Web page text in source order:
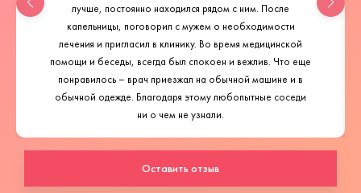
лучше, постоянно находился рядом с ним. После
капельницы, поговорил с мужем о необходимости
лечения и пригласил в клинику. Во время медицинской
помощи и беседы, всегда был спокоен и вежлив. Что еще
понравилось – врач приезжал на обычной машине и в
обычной одежде. Благодаря этому любопытные соседи
ни о чем не узнали.
Оставить отзыв